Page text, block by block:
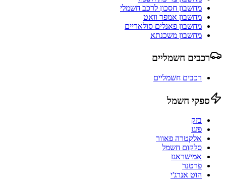
מחשבון חסכון לרכב חשמלי
מחשבון אמפר וואט
מחשבון פאנלים סולאריים
מחשבון משכנתא
רכבים חשמליים
רכבים חשמליים
ספקי חשמל
בזק
פזגז
אלקטרה פאוור
סלקום חשמל
אמישראגז
פרטנר
הוט אנרג'י